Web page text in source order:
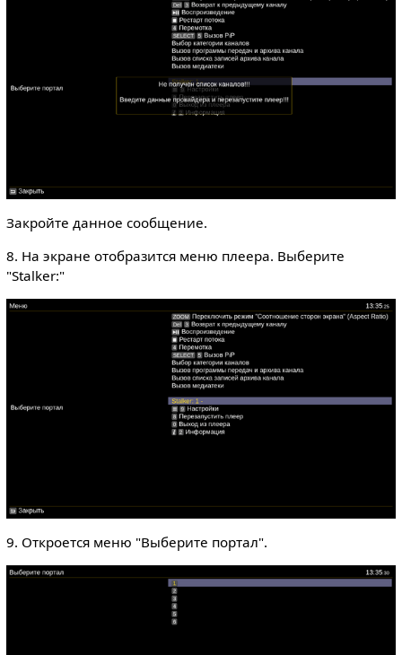
Закройте данное сообщение.
8. На экране отобразится меню плеера. Выберите
"Stalker:"
9. Откроется меню "Выберите портал".